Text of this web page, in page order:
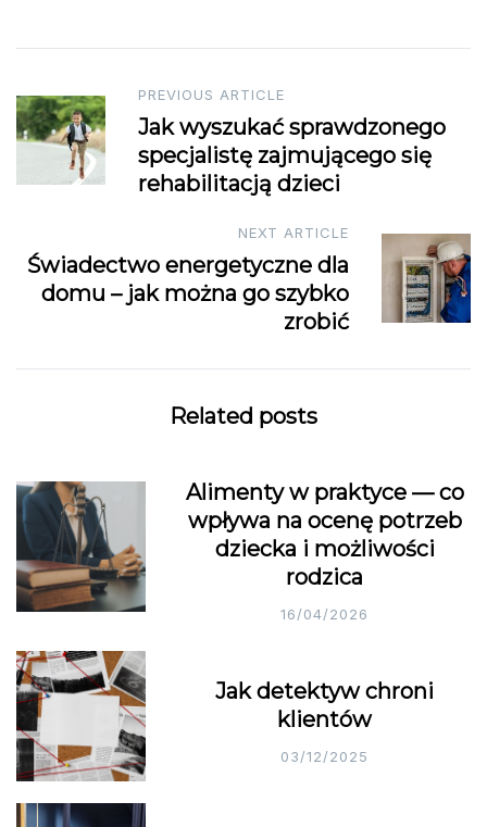
Post
navigation
PREVIOUS ARTICLE
Jak wyszukać sprawdzonego
specjalistę zajmującego się
rehabilitacją dzieci
NEXT ARTICLE
Świadectwo energetyczne dla
domu – jak można go szybko
zrobić
Related posts
Alimenty w praktyce — co
wpływa na ocenę potrzeb
dziecka i możliwości
rodzica
16/04/2026
Jak detektyw chroni
klientów
03/12/2025